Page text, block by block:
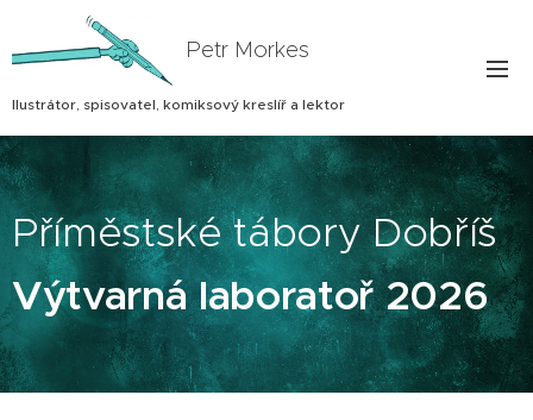
Petr Morkes
Ilustrátor, spisovatel, komiksový kreslíř a lektor
Příměstské tábory Dobříš
Výtvarná laboratoř2026